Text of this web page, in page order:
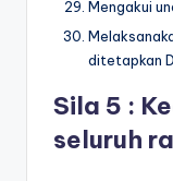
Mengakui
ditetapkan
Sila 5 :
seluruh